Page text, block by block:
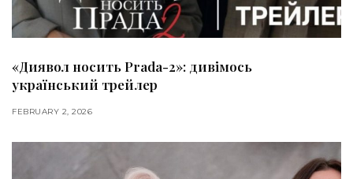
«Диявол носить Prada-2»: дивімось
український трейлер
FEBRUARY 2, 2026